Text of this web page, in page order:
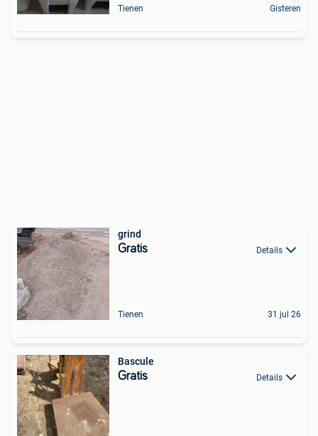
Tienen Gisteren
grind
Gratis Details
Tienen 31 jul 26
Bascule
Gratis Details